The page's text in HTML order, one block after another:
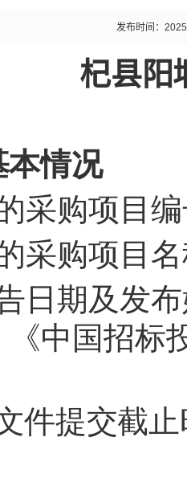
发布时间：
杞县阳
本情况
采购项目
采购项目
日期及发
《中国招标
件提交截止